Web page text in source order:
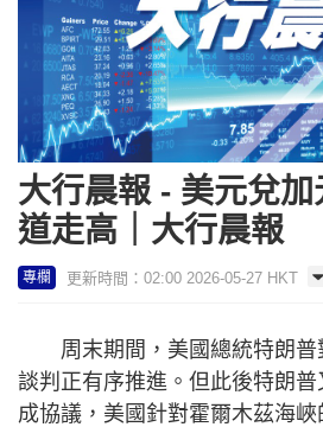
大行晨報 - 美元兌
道走高｜大行晨報
專欄 更新時間：02:00 2026-05-27 HKT
周末期間，美國總統特朗普
談判正有序推進。但此後特朗
成協議，美國針對霍爾木茲海